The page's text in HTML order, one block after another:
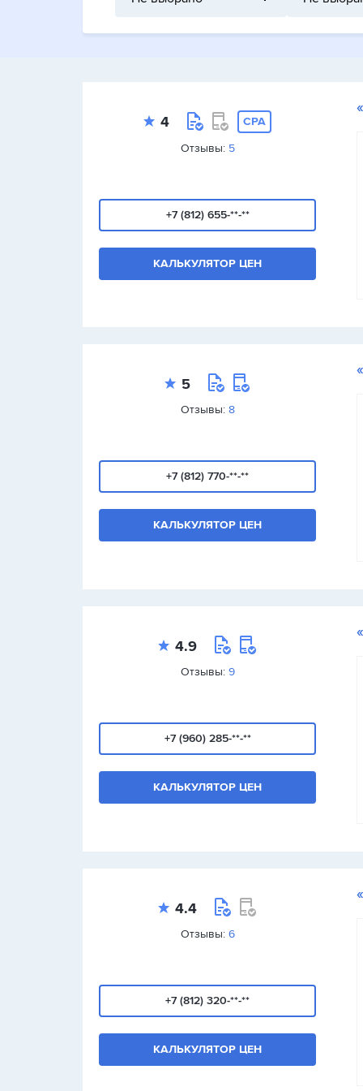
4
CPA
Отзывы: 5
+7 (812) 655-**-**
КАЛЬКУЛЯТОР ЦЕН
5
Отзывы: 8
+7 (812) 770-**-**
КАЛЬКУЛЯТОР ЦЕН
4.9
Отзывы: 9
+7 (960) 285-**-**
КАЛЬКУЛЯТОР ЦЕН
4.4
Отзывы: 6
+7 (812) 320-**-**
КАЛЬКУЛЯТОР ЦЕН